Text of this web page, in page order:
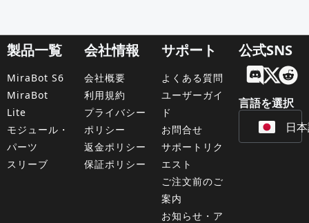
製品一覧
MiraBot S6
MiraBot
Lite
モジュール・
パーツ
スリーブ
会社情報
会社概要
利用規約
プライバシー
ポリシー
返金ポリシー
保証ポリシー
サポート
よくある質問
ユーザーガイ
ド
お問合せ
サポートリク
エスト
ご注文前のご
案内
お知らせ・ア
公式SNS
言語を選択
日